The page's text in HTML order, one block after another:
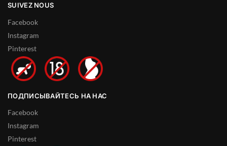
SUIVEZ NOUS
Facebook
Instagram
Pinterest
ПОДПИСЫВАЙТЕСЬ НА НАС
Facebook
Instagram
Pinterest